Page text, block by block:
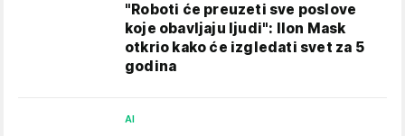
"Roboti će preuzeti sve poslove
koje obavljaju ljudi": Ilon Mask
otkrio kako će izgledati svet za 5
godina
AI